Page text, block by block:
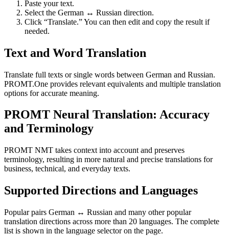
Paste your text.
Select the German ↔ Russian direction.
Click “Translate.” You can then edit and copy the result if
needed.
Text and Word Translation
Translate full texts or single words between German and Russian.
PROMT.One provides relevant equivalents and multiple translation
options for accurate meaning.
PROMT Neural Translation: Accuracy
and Terminology
PROMT NMT takes context into account and preserves
terminology, resulting in more natural and precise translations for
business, technical, and everyday texts.
Supported Directions and Languages
Popular pairs German ↔ Russian and many other popular
translation directions across more than 20 languages. The complete
list is shown in the language selector on the page.